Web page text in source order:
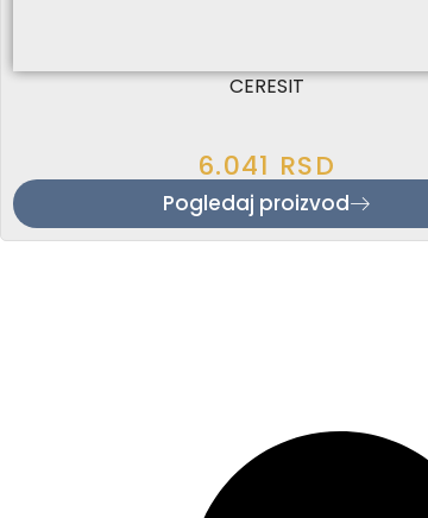
CERESIT
6.041 RSD
Pogledaj proizvod